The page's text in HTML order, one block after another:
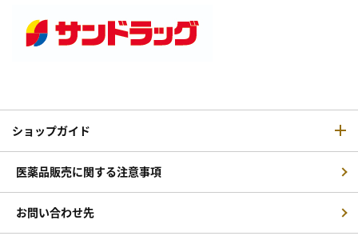
ショップガイド
医薬品販売に関する注意事項
お問い合わせ先